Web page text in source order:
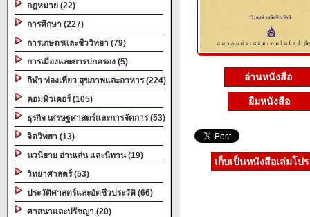
กฎหมาย (22)
การศึกษา (227)
การเกษตรและชีววิทยา (79)
การเมืองและการปกครอง (5)
กีฬา ท่องเที่ยว สุขภาพและอาหาร (224)
คอมพิวเตอร์ (105)
ธุรกิจ เศรษฐศาสตร์และการจัดการ (53)
จิตวิทยา (13)
นวนิยาย อ่านเล่น และนิทาน (19)
วิทยาศาสตร์ (53)
ประวัติศาสตร์และอัตชีวประวัติ (66)
ศาสนาและปรัชญา (20)
อ่านหนังสือ
ยืมหนังสือ
เก็บเป็นหนังสือเล่มโป